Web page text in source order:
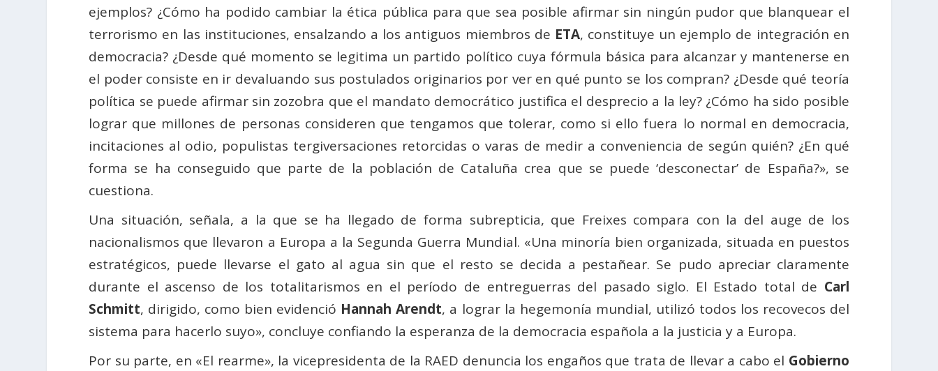
ejemplos? ¿Cómo ha podido cambiar la ética pública para que sea posible afirmar sin ningún pudor que blanquear el
terrorismo en las instituciones, ensalzando a los antiguos miembros de ETA, constituye un ejemplo de integración en
democracia? ¿Desde qué momento se legitima un partido político cuya fórmula básica para alcanzar y mantenerse en
el poder consiste en ir devaluando sus postulados originarios por ver en qué punto se los compran? ¿Desde qué teoría
política se puede afirmar sin zozobra que el mandato democrático justifica el desprecio a la ley? ¿Cómo ha sido posible
lograr que millones de personas consideren que tengamos que tolerar, como si ello fuera lo normal en democracia,
incitaciones al odio, populistas tergiversaciones retorcidas o varas de medir a conveniencia de según quién? ¿En qué
forma se ha conseguido que parte de la población de Cataluña crea que se puede ‘desconectar’ de España?», se
cuestiona.
Una situación, señala, a la que se ha llegado de forma subrepticia, que Freixes compara con la del auge de los
nacionalismos que llevaron a Europa a la Segunda Guerra Mundial. «Una minoría bien organizada, situada en puestos
estratégicos, puede llevarse el gato al agua sin que el resto se decida a pestañear. Se pudo apreciar claramente
durante el ascenso de los totalitarismos en el período de entreguerras del pasado siglo. El Estado total de Carl
Schmitt, dirigido, como bien evidenció Hannah Arendt, a lograr la hegemonía mundial, utilizó todos los recovecos del
sistema para hacerlo suyo», concluye confiando la esperanza de la democracia española a la justicia y a Europa.
Por su parte, en «El rearme», la vicepresidenta de la RAED denuncia los engaños que trata de llevar a cabo el Gobierno